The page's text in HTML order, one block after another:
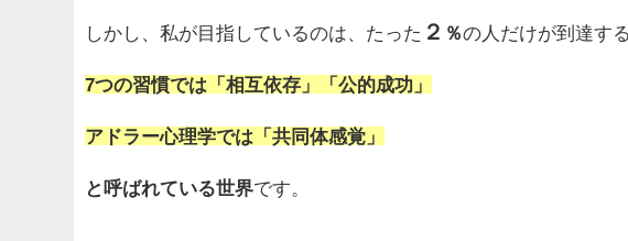
しかし、私が目指しているのは、 たった ２ ％の人だけが到達す
7つの習慣では「相互依存」「公的成功」
アドラー心理学では「共同体感覚」
と呼ばれている世界です。